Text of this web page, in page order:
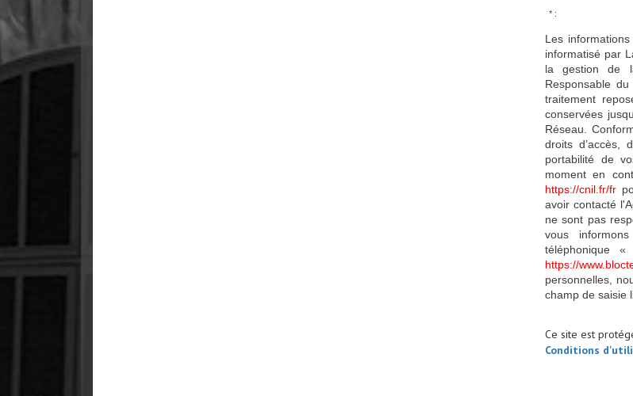
* :
Les
informatisé par
la gestion de
Responsable
traitement
conservées
Réseau.
droits d’accès,
portabilité de
moment en
https://cnil.fr/fr
avoir contacté
ne sont pas
vous
téléphonique
https://
personnelles,
champ de saisie
Ce site est
Conditions